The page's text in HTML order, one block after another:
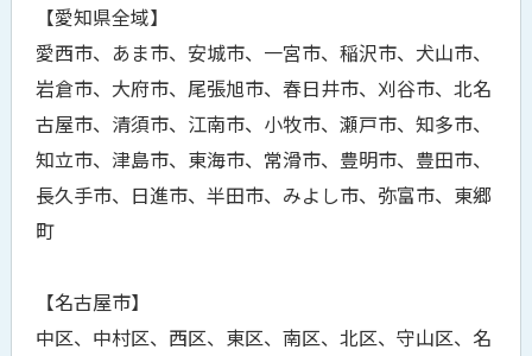
【愛知県全域】
愛西市、あま市、安城市、一宮市、稲沢市、犬山市、
岩倉市、大府市、尾張旭市、春日井市、刈谷市、北名
古屋市、清須市、江南市、小牧市、瀬戸市、知多市、
知立市、津島市、東海市、常滑市、豊明市、豊田市、
長久手市、日進市、半田市、みよし市、弥富市、東郷
町
【名古屋市】
中区、中村区、西区、東区、南区、北区、守山区、名